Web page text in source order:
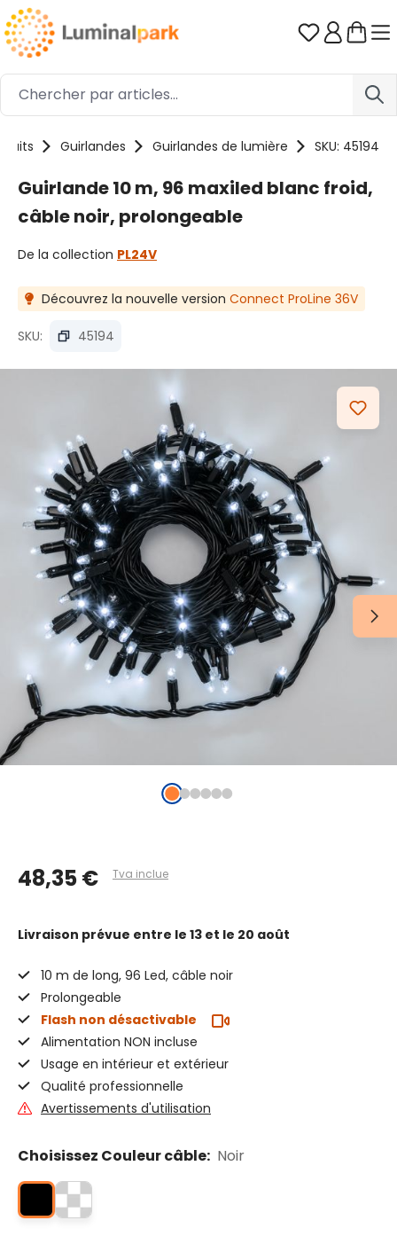
Passer au contenu principal Vous avez
Guirlandes Guirlandes de lumière SKU: 45194
Guirlande 10 m, 96 maxiled blanc froid,
câble noir, prolongeable
De la collection PL24V
Découvrez la nouvelle version Connect ProLine 36V
SKU: 45194
Ignorer la galerie d'images
48,35 € Tva inclue
Livraison prévue entre le 13 et le 20 août
10 m de long, 96 Led, câble noir
Prolongeable
Flash non désactivable
Alimentation NON incluse
Usage en intérieur et extérieur
Qualité professionnelle
Avertissements d'utilisation
Choisissez Couleur câble: Noir